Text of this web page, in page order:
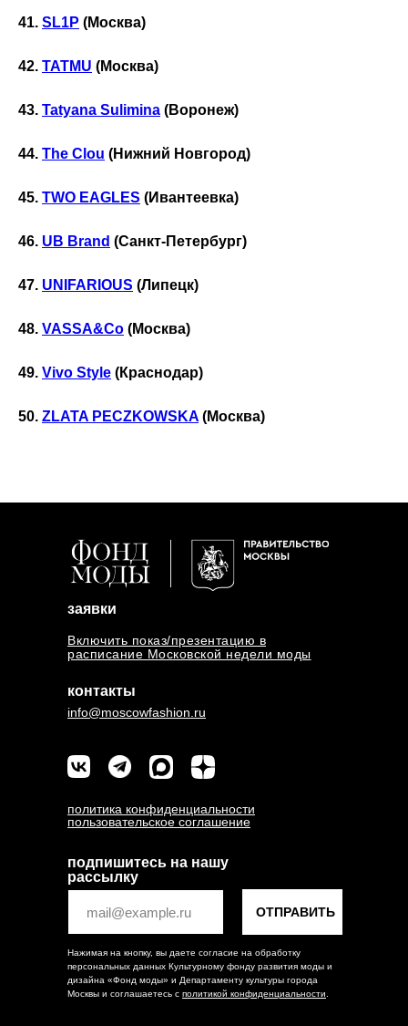
41. SL1P (Москва)
42. TATMU (Москва)
43. Tatyana Sulimina (Воронеж)
44. The Clou (Нижний Новгород)
45. TWO EAGLES (Ивантеевка)
46. UB Brand (Санкт-Петербург)
47. UNIFARIOUS (Липецк)
48. VASSA&Co (Москва)
49. Vivo Style (Краснодар)
50. ZLATA PECZKOWSKA (Москва)
подпишитесь на нашу
рассылку
политика конфиденциальности
пользовательское соглашение
контакты
info@moscowfashion.ru
заявки
Включить показ/презентацию в
расписание Московской недели моды
Нажимая на кнопку, вы даете согласие на обработку
персональных данных Культурному фонду развития моды и
дизайна «Фонд моды» и Департаменту культуры города
Москвы и соглашаетесь c политикой конфиденциальности
ОТПРАВИТЬ